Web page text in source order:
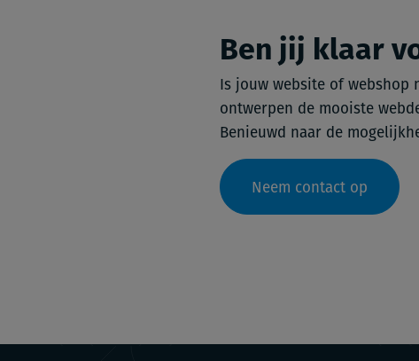
Ben jij klaar
Is jouw website of webshop
ontwerpen de mooiste
Benieuwd naar de
Neem contact op